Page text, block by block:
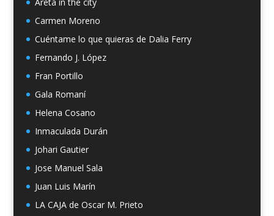
Carmen Moreno
Cuéntame lo que quieras de Dalia Ferry
Fernando J. López
Fran Portillo
Gala Romaní
Helena Cosano
Inmaculada Durán
Johari Gautier
Jose Manuel Sala
Juan Luis Marín
LA CAJA de Oscar M. Prieto